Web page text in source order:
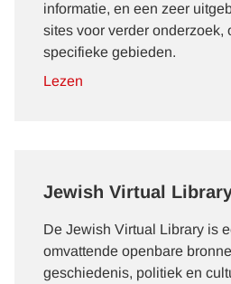
informatie, en een zeer
sites voor verder onderzoek,
specifieke gebieden.
Lezen
Jewish Virtual
De Jewish Virtual Library is
omvattende openbare
geschiedenis, politiek en